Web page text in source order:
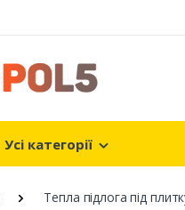
Усі категорії
Тепла підлога під